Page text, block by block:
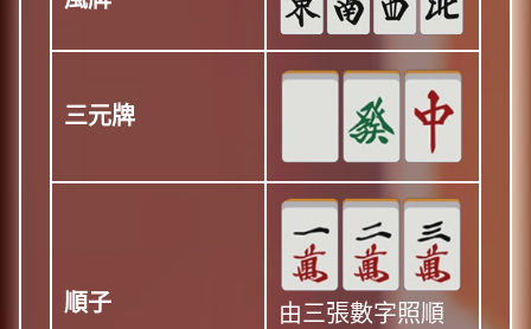
三元牌
順子
由三張數字照順